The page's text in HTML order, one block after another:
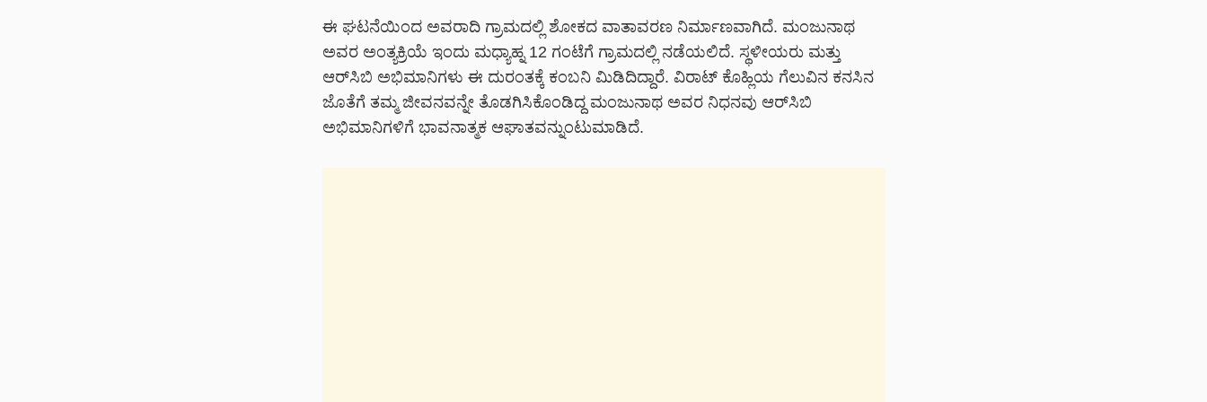
ಈ ಘಟನೆಯಿಂದ ಅವರಾದಿ ಗ್ರಾಮದಲ್ಲಿ ಶೋಕದ ವಾತಾವರಣ ನಿರ್ಮಾಣವಾಗಿದೆ. ಮಂಜುನಾಥ
ಅವರ ಅಂತ್ಯಕ್ರಿಯೆ ಇಂದು ಮಧ್ಯಾಹ್ನ 12 ಗಂಟೆಗೆ ಗ್ರಾಮದಲ್ಲಿ ನಡೆಯಲಿದೆ. ಸ್ಥಳೀಯರು ಮತ್ತು
ಆರ್‌ಸಿಬಿ ಅಭಿಮಾನಿಗಳು ಈ ದುರಂತಕ್ಕೆ ಕಂಬನಿ ಮಿಡಿದಿದ್ದಾರೆ. ವಿರಾಟ್ ಕೊಹ್ಲಿಯ ಗೆಲುವಿನ ಕನಸಿನ
ಜೊತೆಗೆ ತಮ್ಮ ಜೀವನವನ್ನೇ ತೊಡಗಿಸಿಕೊಂಡಿದ್ದ ಮಂಜುನಾಥ ಅವರ ನಿಧನವು ಆರ್‌ಸಿಬಿ
ಅಭಿಮಾನಿಗಳಿಗೆ ಭಾವನಾತ್ಮಕ ಆಘಾತವನ್ನುಂಟುಮಾಡಿದೆ.